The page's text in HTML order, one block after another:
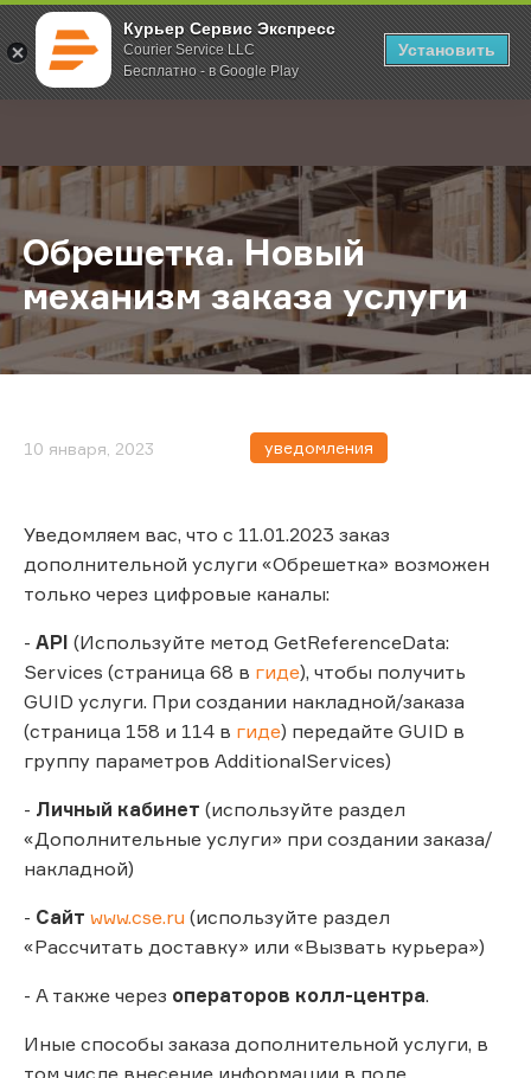
Курьер Сервис Экспресс
Courier Service LLC
Бесплатно - в Google Play
Установить
; Главная О компании Новости Обрешетка. Новый механизм
Обрешетка. Новый
механизм заказа услуги
10 января, 2023 уведомления
Уведомляем вас, что с 11.01.2023 заказ
дополнительной услуги «Обрешетка» возможен
только через цифровые каналы:
- API (Используйте метод GetReferenceData:
Services (страница 68 в гиде), чтобы получить
GUID услуги. При создании накладной/заказа
(страница 158 и 114 в гиде) передайте GUID в
группу параметров AdditionalServices)
- Личный кабинет (используйте раздел
«Дополнительные услуги» при создании заказа/
накладной)
- Сайт www.cse.ru (используйте раздел
«Рассчитать доставку» или «Вызвать курьера»)
- А также через операторов колл-центра.
Иные способы заказа дополнительной услуги, в
том числе внесение информации в поле